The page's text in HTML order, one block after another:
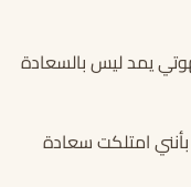
يمد ليس بالسعادة
بأنني امتلكت سعادة